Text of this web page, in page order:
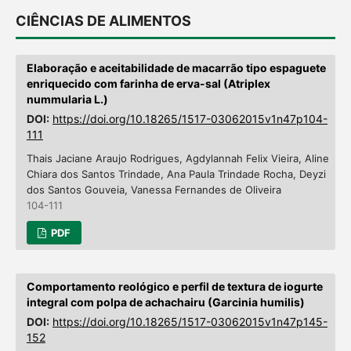
CIÊNCIAS DE ALIMENTOS
Elaboração e aceitabilidade de macarrão tipo espaguete
enriquecido com farinha de erva-sal (Atriplex
nummularia L.)
DOI: https://doi.org/10.18265/1517-03062015v1n47p104-
111
Thais Jaciane Araujo Rodrigues, Agdylannah Felix Vieira, Aline
Chiara dos Santos Trindade, Ana Paula Trindade Rocha, Deyzi
dos Santos Gouveia, Vanessa Fernandes de Oliveira
104-111
PDF
Comportamento reológico e perfil de textura de iogurte
integral com polpa de achachairu (Garcinia humilis)
DOI: https://doi.org/10.18265/1517-03062015v1n47p145-
152